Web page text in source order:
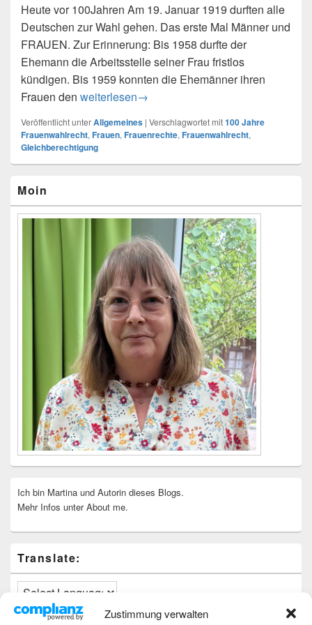
Zustimmung verwalten
Heute vor 100Jahren Am 19. Januar 1919 durften alle
Deutschen zur Wahl gehen. Das erste Mal Männer und
FRAUEN. Zur Erinnerung: Bis 1958 durfte der
Ehemann die Arbeitsstelle seiner Frau fristlos
kündigen. Bis 1959 konnten die Ehemänner ihren
Frauen den 100 Jahre Frauenwahlrecht
weiterlesen→
Veröffentlicht unterAllgemeines | Verschlagwortet mit100 Jahre
Frauenwahlrecht, Frauen, Frauenrechte, Frauenwahlrecht,
Gleichberechtigung
Seitenleisten-
Widgetbereich
Moin
Ich bin Martina und Autorin dieses Blogs.
Mehr Infos unter About me.
Translate: